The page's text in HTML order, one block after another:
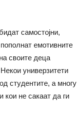
самостојни,
емотивните
своите деца
универзитети
студентите, а многу
кои не сакаат да ги